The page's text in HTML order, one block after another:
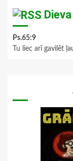
Ps.65:9
Tu liec arī gavilēt